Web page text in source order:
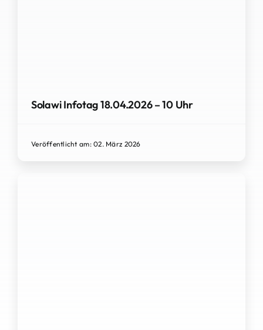
Solawi Infotag 18.04.2026 – 10 Uhr
Veröffentlicht am: 02. März 2026